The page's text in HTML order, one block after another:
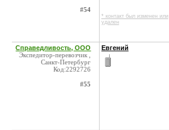
#54
* контакт был изменен или
удален
Справедливость, ООО
Экспедитор-перевозчик ,
Санкт-Петербург
Код:2292726
#55
Евгений